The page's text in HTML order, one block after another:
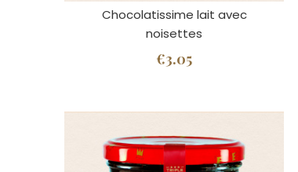
Chocolatissime lait avec
noisettes
€3.05